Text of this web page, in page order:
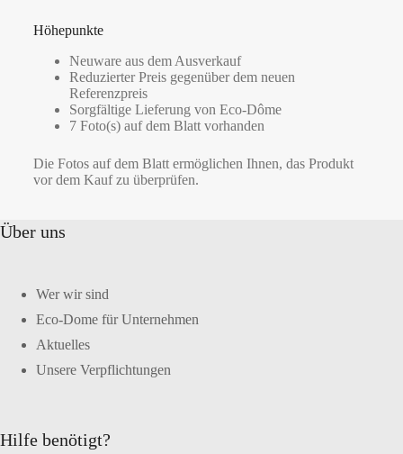
Höhepunkte
Neuware aus dem Ausverkauf
Reduzierter Preis gegenüber dem neuen
Referenzpreis
Sorgfältige Lieferung von Eco-Dôme
7 Foto(s) auf dem Blatt vorhanden
Die Fotos auf dem Blatt ermöglichen Ihnen, das Produkt
vor dem Kauf zu überprüfen.
Über uns
Wer wir sind
Eco-Dome für Unternehmen
Aktuelles
Unsere Verpflichtungen
Hilfe benötigt?